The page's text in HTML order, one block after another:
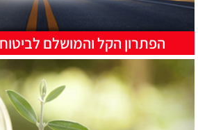
הפתרון הקל והמושלם